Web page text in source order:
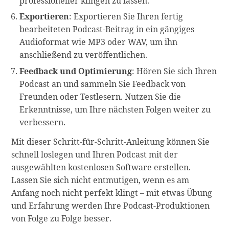
Exportieren: Exportieren Sie Ihren fertig
bearbeiteten Podcast-Beitrag in ein gängiges
Audioformat wie MP3 oder WAV, um ihn
anschließend zu veröffentlichen.
Feedback und Optimierung: Hören Sie sich Ihren
Podcast an und sammeln Sie Feedback von
Freunden oder Testlesern. Nutzen Sie die
Erkenntnisse, um Ihre nächsten Folgen weiter zu
verbessern.
Mit dieser Schritt-für-Schritt-Anleitung können Sie
schnell loslegen und Ihren Podcast mit der
ausgewählten kostenlosen Software erstellen.
Lassen Sie sich nicht entmutigen, wenn es am
Anfang noch nicht perfekt klingt – mit etwas Übung
und Erfahrung werden Ihre Podcast-Produktionen
von Folge zu Folge besser.